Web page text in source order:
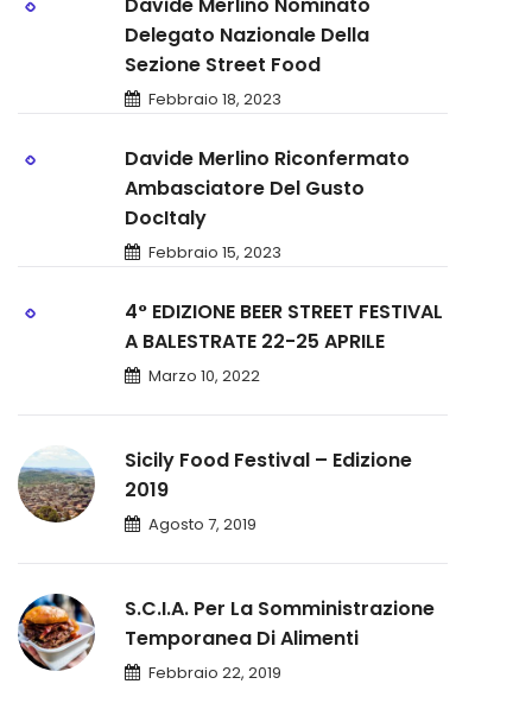
Delegato Nazionale Della
Sezione Street Food
Febbraio 18, 2023
Davide Merlino Riconfermato
Ambasciatore Del Gusto
DocItaly
Febbraio 15, 2023
4° EDIZIONE BEER STREET FESTIVAL
A BALESTRATE 22-25 APRILE
Marzo 10, 2022
Sicily Food Festival – Edizione
2019
Agosto 7, 2019
S.C.I.A. Per La Somministrazione
Temporanea Di Alimenti
Febbraio 22, 2019